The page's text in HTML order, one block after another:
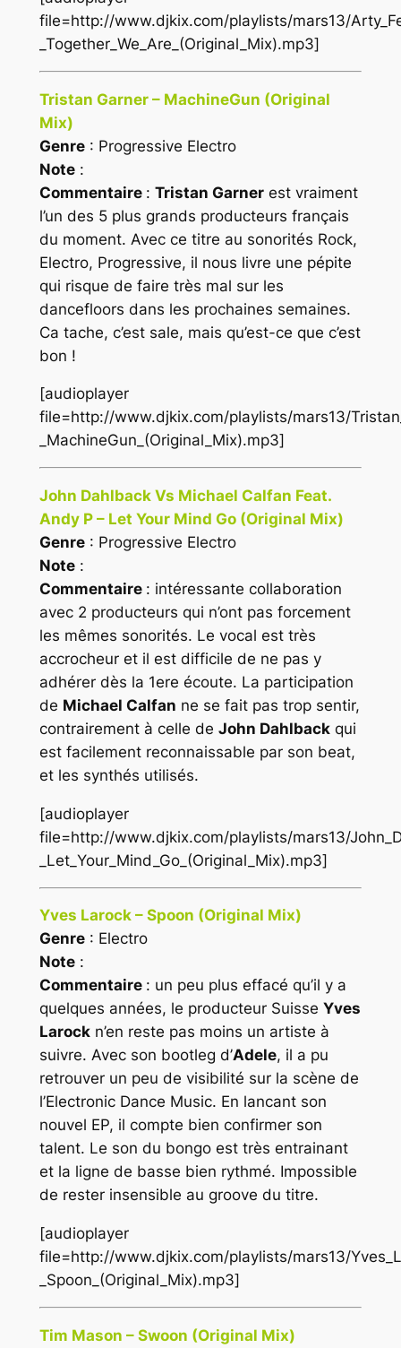
file=http://www.djkix.com/playlists/mars13/
_Together_We_Are_(Original_Mix).mp3]
Tristan Garner – MachineGun (Original
Mix)
Genre: Progressive Electro
Note:
Commentaire : Tristan Garnerest vraiment
l’un des 5 plus grands producteurs français
du moment. Avec ce titre au sonorités Rock,
Electro, Progressive, il nous livre une pépite
qui risque de faire très mal sur les
dancefloors dans les prochaines semaines.
Ca tache, c’est sale, mais qu’est-ce que c’est
bon !
[audioplayer
file=http://www.djkix.com/playlists/mars13/
_MachineGun_(Original_Mix).mp3]
John Dahlback Vs Michael Calfan Feat.
Andy P – Let Your Mind Go (Original Mix)
Genre: Progressive Electro
Note:
Commentaire : intéressante collaboration
avec 2 producteurs qui n’ont pas forcement
les mêmes sonorités. Le vocal est très
accrocheur et il est difficile de ne pas y
adhérer dès la 1ere écoute. La participation
de Michael Calfan ne se fait pas trop sentir,
contrairement à celle de John Dahlbackqui
est facilement reconnaissable par son beat,
et les synthés utilisés.
[audioplayer
file=http://www.djkix.com/playlists/mars13/
_Let_Your_Mind_Go_(Original_Mix).mp3]
Yves Larock – Spoon (Original Mix)
Genre: Electro
Note:
Commentaire : un peu plus effacé qu’il y a
quelques années, le producteur Suisse Yves
Larockn’en reste pas moins un artiste à
suivre. Avec son bootleg d’Adele, il a pu
retrouver un peu de visibilité sur la scène de
l’Electronic Dance Music. En lancant son
nouvel EP, il compte bien confirmer son
talent. Le son du bongo est très entrainant
et la ligne de basse bien rythmé. Impossible
de rester insensible au groove du titre.
[audioplayer
file=http://www.djkix.com/playlists/mars13/
_Spoon_(Original_Mix).mp3]
Tim Mason – Swoon (Original Mix)